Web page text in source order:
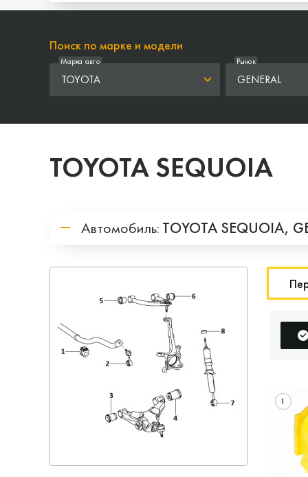
Поиск по марке и модели
TOYOTA
Марка авто
GENERAL
Рынок
TOYOTA SEQUOIA
Автомобиль: TOYOTASEQUOIA,
1